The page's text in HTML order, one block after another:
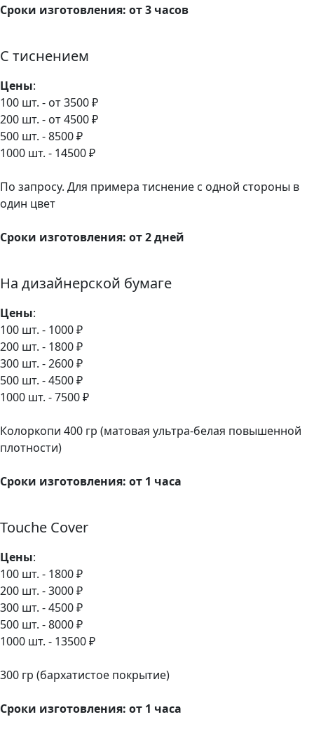
Сроки изготовления: от 3 часов
С тиснением
Цены:
100 шт. - от 3500 ₽
200 шт. - от 4500 ₽
500 шт. - 8500 ₽
1000 шт. - 14500 ₽
По запросу. Для примера тиснение с одной стороны в
один цвет
Сроки изготовления: от 2 дней
На дизайнерской бумаге
Цены:
100 шт. - 1000 ₽
200 шт. - 1800 ₽
300 шт. - 2600 ₽
500 шт. - 4500 ₽
1000 шт. - 7500 ₽
Колоркопи 400 гр (матовая ультра-белая повышенной
плотности)
Сроки изготовления: от 1 часа
Touche Cover
Цены:
100 шт. - 1800 ₽
200 шт. - 3000 ₽
300 шт. - 4500 ₽
500 шт. - 8000 ₽
1000 шт. - 13500 ₽
300 гр (бархатистое покрытие)
Сроки изготовления: от 1 часа